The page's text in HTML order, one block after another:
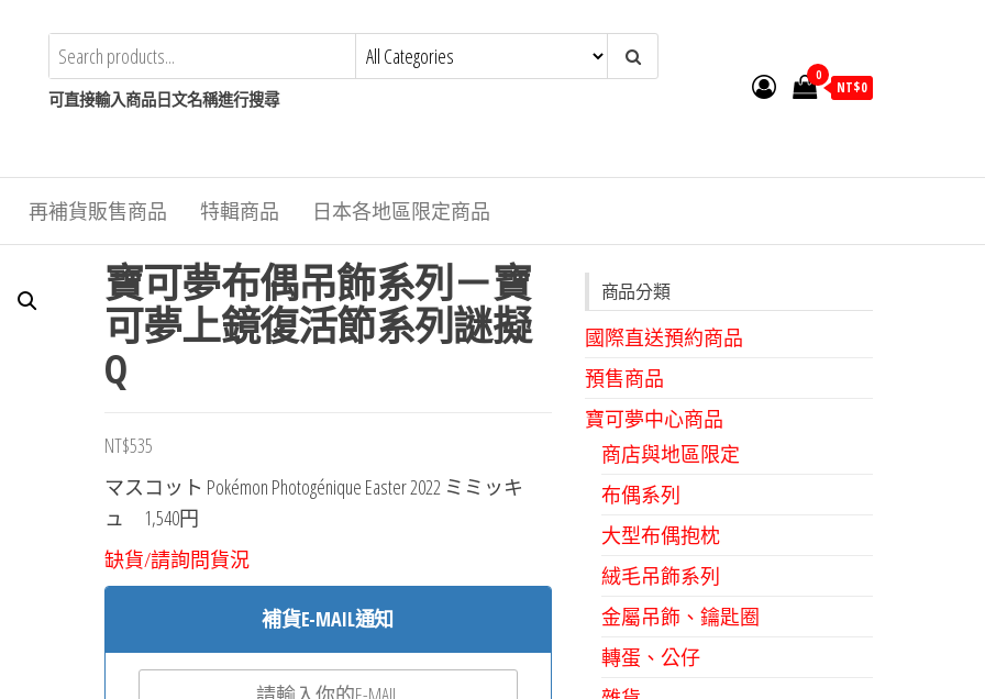
可直接輸入商品日文名稱進行搜尋
0
NT$0
再補貨販售商品 特輯商品 日本各地區限定商品
寶可夢布偶吊飾系列－寶
可夢上鏡復活節系列謎擬
Q
NT$535
マスコット Pokémon Photogénique Easter 2022 ミミッキ
ュ 1,540円
缺貨/請詢問貨況
補貨E-MAIL通知
商品分類
國際直送預約商品
預售商品
寶可夢中心商品
商店與地區限定
布偶系列
大型布偶抱枕
絨毛吊飾系列
金屬吊飾、鑰匙圈
轉蛋、公仔